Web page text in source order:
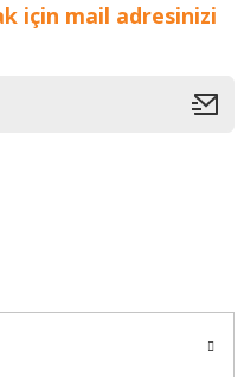
için mail adresinizi